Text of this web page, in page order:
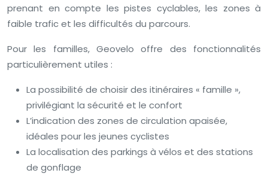
prenant en compte les pistes cyclables, les zones à
faible trafic et les difficultés du parcours.
Pour les familles, Geovelo offre des fonctionnalités
particulièrement utiles :
La possibilité de choisir des itinéraires « famille »,
privilégiant la sécurité et le confort
L’indication des zones de circulation apaisée,
idéales pour les jeunes cyclistes
La localisation des parkings à vélos et des stations
de gonflage